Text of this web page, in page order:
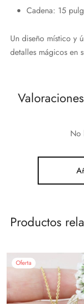
Cadena: 15
Un diseño místico y
detalles mágicos en
Valoraciones
No
Productos
Oferta